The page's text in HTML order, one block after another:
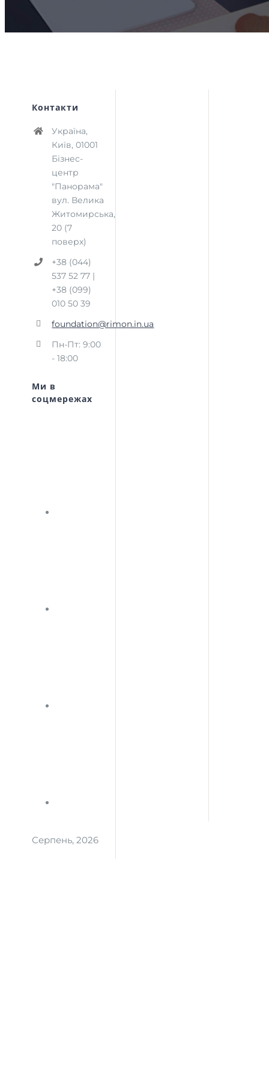
Контакти
Україна,
Київ, 01001
Бізнес-
центр
"Панорама"
вул. Велика
Житомирська,
20 (7
поверх)
+38 (044)
537 52 77 |
+38 (099)
010 50 39
foundation@rimon.in.ua
Пн-Пт: 9:00
- 18:00
Ми в
соцмережах
Серпень, 2026